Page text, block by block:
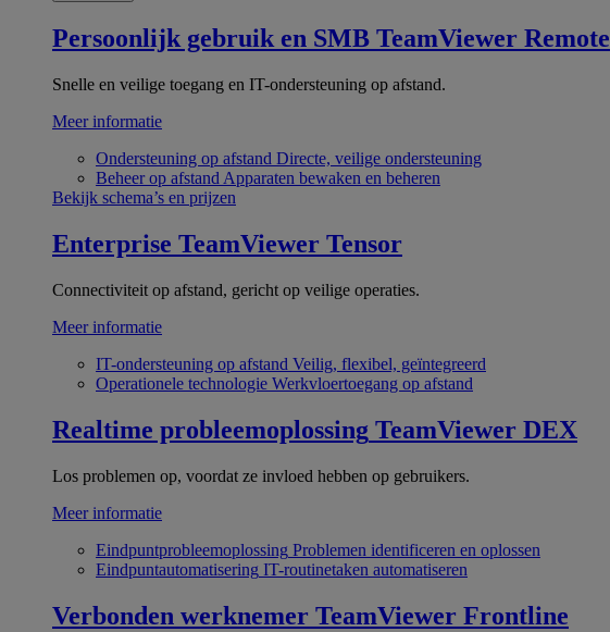
Persoonlijk gebruik en SMB TeamViewer Remote
Snelle en veilige toegang en IT-ondersteuning op afstand.
Meer informatie
Ondersteuning op afstand Directe, veilige ondersteuning
Beheer op afstand Apparaten bewaken en beheren
Bekijk schema’s en prijzen
Enterprise TeamViewer Tensor
Connectiviteit op afstand, gericht op veilige operaties.
Meer informatie
IT-ondersteuning op afstand Veilig, flexibel, geïntegreerd
Operationele technologie Werkvloertoegang op afstand
Realtime probleemoplossing TeamViewer DEX
Los problemen op, voordat ze invloed hebben op gebruikers.
Meer informatie
Eindpuntprobleemoplossing Problemen identificeren en oplossen
Eindpuntautomatisering IT-routinetaken automatiseren
Verbonden werknemer TeamViewer Frontline